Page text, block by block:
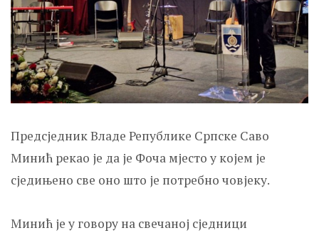
Предсједник Владе Републике Српске Саво
Минић рекао је да је Фоча мјесто у којем је
сједињено све оно што је потребно човјеку.
Минић је у говору на свечаној сједници